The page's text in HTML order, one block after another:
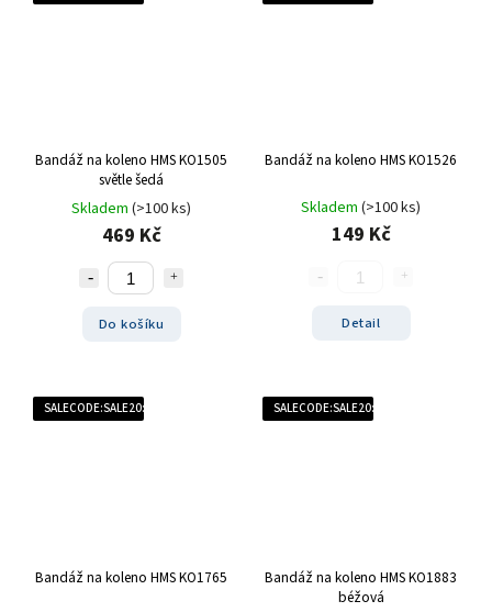
Bandáž na koleno HMS KO1505
světle šedá
Skladem (>100 ks)
469 Kč
Do košíku
Bandáž na koleno HMS KO1526
Skladem (>100 ks)
149 Kč
Detail
SALECODE:SALE20:20:%
Bandáž na koleno HMS KO1765
SALECODE:SALE20:20:%
Bandáž na koleno HMS KO1883
béžová